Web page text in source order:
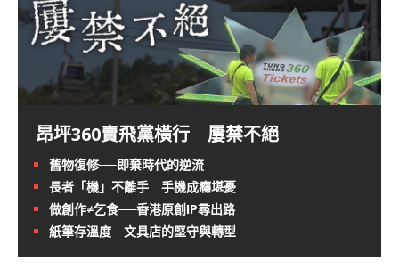
昂坪360賣飛黨橫行 屢禁不絕
舊物復修──即棄時代的逆流
長者「機」不離手 手機成癮堪憂
做創作≠乞食──香港原創IP尋出路
紙筆存溫度 文具店的堅守與轉型